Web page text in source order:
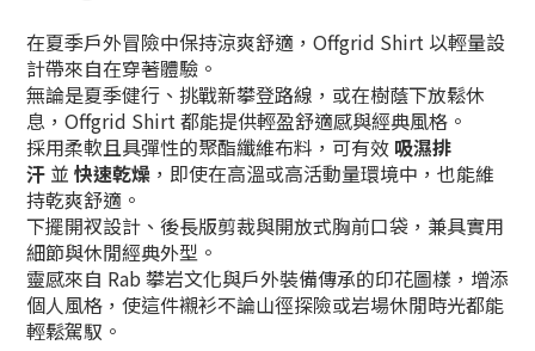
在夏季戶外冒險中保持涼爽舒適，Offgrid Shirt 以輕量設
計帶來自在穿著體驗。
無論是夏季健行、挑戰新攀登路線，或在樹蔭下放鬆休
息，Offgrid Shirt 都能提供輕盈舒適感與經典風格。
採用柔軟且具彈性的聚酯纖維布料，可有效 吸濕排
汗 並 快速乾燥 ，即使在高溫或高活動量環境中，也能維
持乾爽舒適。
下擺開衩設計、後長版剪裁與開放式胸前口袋，兼具實用
細節與休閒經典外型。
靈感來自 Rab 攀岩文化與戶外裝備傳承的印花圖樣，增添
個人風格，使這件襯衫不論山徑探險或岩場休閒時光都能
輕鬆駕馭。